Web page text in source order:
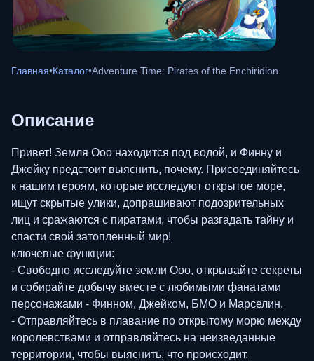
Главная•Каталог•Adventure Time: Pirates of the Enchiridion
Описание
Привет! Земля Ооо находится под водой, и Финну и
Джейку предстоит выяснить, почему. Присоединяйтесь
к нашим героям, которые исследуют открытое море,
ищут скрытые улики, допрашивают подозрительных
лиц и сражаются с пиратами, чтобы разгадать тайну и
спасти свой затопленный мир!
ключевые функции:
- Свободно исследуйте земли Ooo, открывайте секреты
и собирайте добычу вместе с любимыми фанатами
персонажами - Финном, Джейком, БМО и Марселин.
- Отправляйтесь в плавание по открытому морю между
королевствами и отправляйтесь на неизведанные
территории, чтобы выяснить, что происходит.